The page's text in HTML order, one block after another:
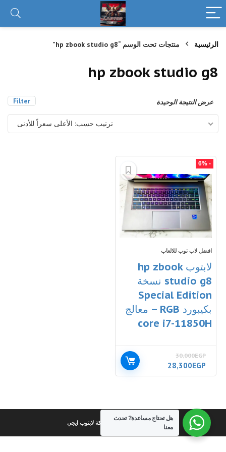
الرئيسية منتجات تحت الوسم “hp zbook studio g8”
hp zbook studio g8
Filter عرض النتيجة الوحيدة
ترتيب حسب: الأعلى سعراً للأدنى
- 6%
افضل لاب توب للالعاب
لابتوب hp zbook
studio g8 نسخة
Special Edition
بكيبورد RGB – معالج
core i7-11850H
30,000EGP
السعر
الأصلي
28,300EGP
الحالي
كل الحقوق محفوظة لشركة لابتوب ايجي
هل تحتاج مساعدة?تحدث
معنا